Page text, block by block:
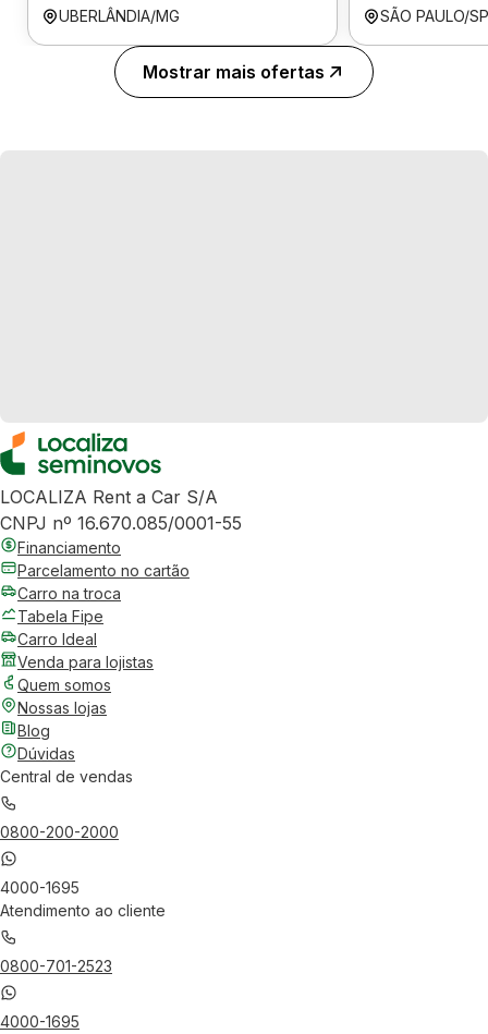
UBERLÂNDIA/MG SÃO PAULO/SP
Mostrar mais ofertas
LOCALIZA Rent a Car S/A
CNPJ nº 16.670.085/0001-55
Financiamento
Parcelamento no cartão
Carro na troca
Tabela Fipe
Carro Ideal
Venda para lojistas
Quem somos
Nossas lojas
Blog
Dúvidas
Central de vendas
0800-200-2000
4000-1695
Atendimento ao cliente
0800-701-2523
4000-1695